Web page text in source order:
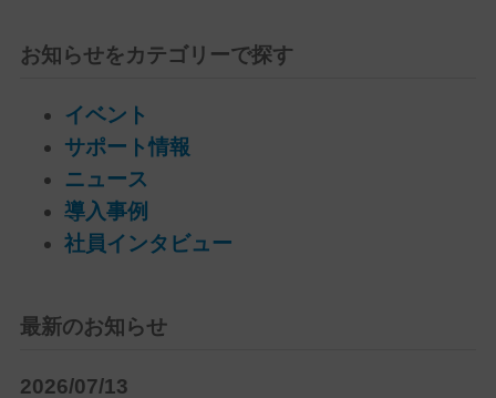
お知らせをカテゴリーで探す
イベント
サポート情報
ニュース
導入事例
社員インタビュー
最新のお知らせ
2026/07/13